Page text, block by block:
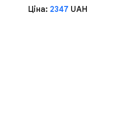
Ціна: 2347 UAH